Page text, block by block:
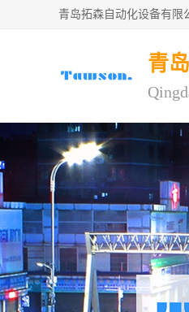
青岛拓森自动化设备有限
青